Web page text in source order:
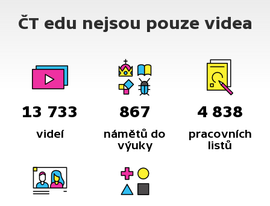
ČT edu nejsou pouze videa
13 733
videí
867
námětů do
výuky
4 838
pracovních
listů